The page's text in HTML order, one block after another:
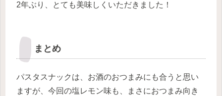
2年ぶり、とても美味しくいただきました！
まとめ
パスタスナックは、お酒のおつまみにも合うと思い
ますが、今回の塩レモン味も、まさにおつまみ向き